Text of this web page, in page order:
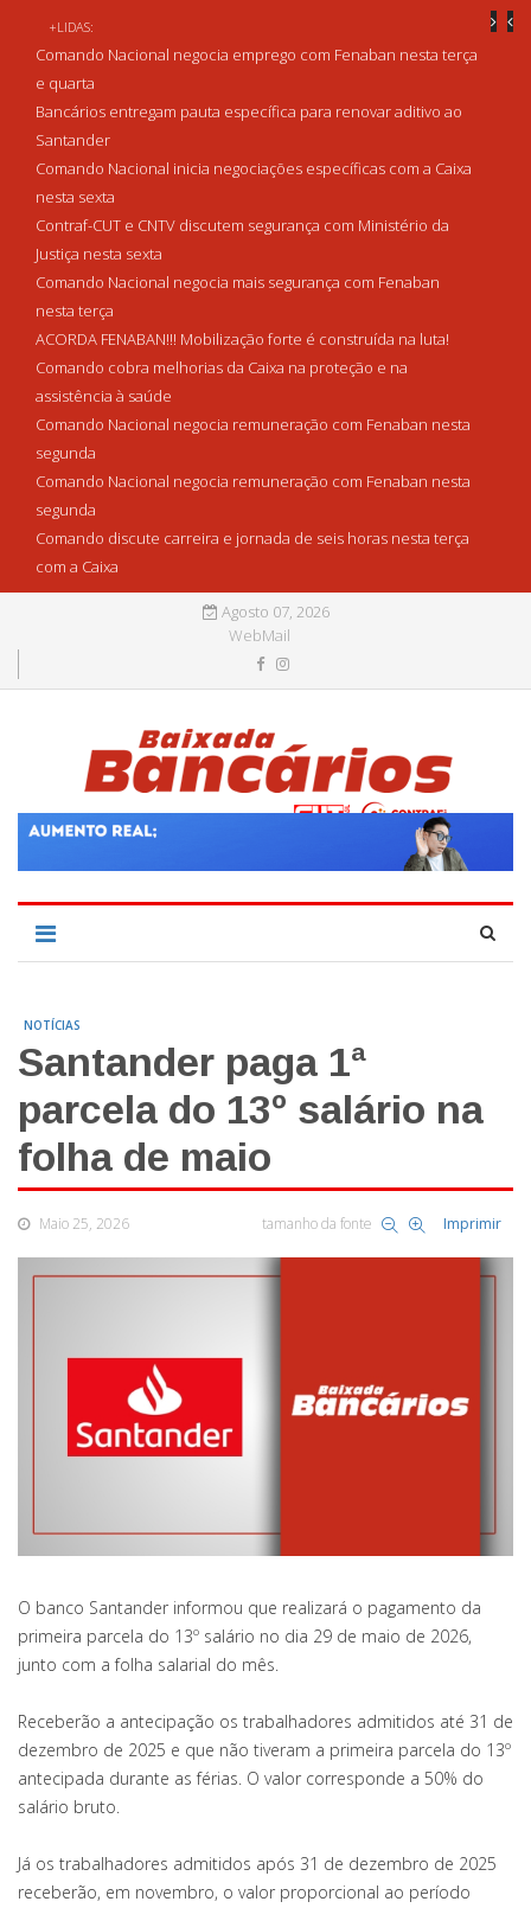
+LIDAS:
Comando Nacional negocia emprego com Fenaban nesta terça
e quarta
Bancários entregam pauta específica para renovar aditivo ao
Santander
Comando Nacional inicia negociações específicas com a Caixa
nesta sexta
Contraf-CUT e CNTV discutem segurança com Ministério da
Justiça nesta sexta
Comando Nacional negocia mais segurança com Fenaban
nesta terça
ACORDA FENABAN!!! Mobilização forte é construída na luta!
Comando cobra melhorias da Caixa na proteção e na
assistência à saúde
Comando Nacional negocia remuneração com Fenaban nesta
segunda
Comando Nacional negocia remuneração com Fenaban nesta
segunda
Comando discute carreira e jornada de seis horas nesta terça
com a Caixa
Agosto 07, 2026
WebMail
NOTÍCIAS
Santander paga 1ª
parcela do 13º salário na
folha de maio
Maio 25, 2026 tamanho da fonte Imprimir
O banco Santander informou que realizará o pagamento da
primeira parcela do 13º salário no dia 29 de maio de 2026,
junto com a folha salarial do mês.
Receberão a antecipação os trabalhadores admitidos até 31 de
dezembro de 2025 e que não tiveram a primeira parcela do 13º
antecipada durante as férias. O valor corresponde a 50% do
salário bruto.
Já os trabalhadores admitidos após 31 de dezembro de 2025
receberão, em novembro, o valor proporcional ao período